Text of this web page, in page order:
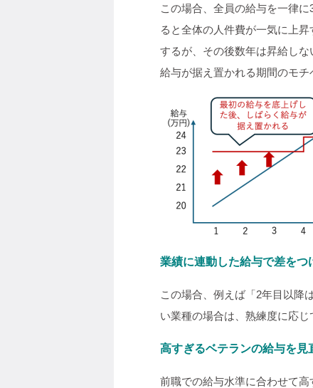
この場合、全員の給与を一律
ると全体の人件費が一気に上
するが、その後数年は昇給し
給与が据え置かれる期間のモチ
業績に連動した給与で差をつ
この場合、例えば「2年目以降
い業種の場合は、熟練度に応
高すぎるベテランの給与を見
前職での給与水準に合わせて